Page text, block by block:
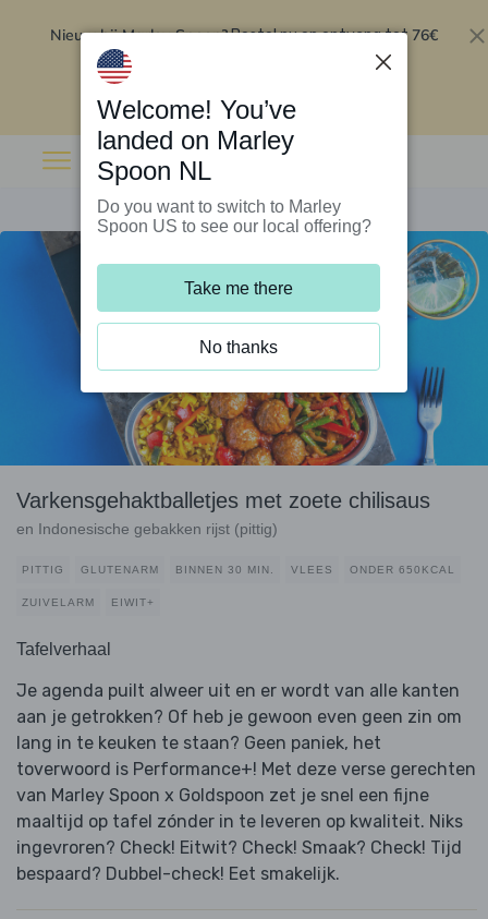
Nieuw bij Marley Spoon?Bestel nu en ontvang tot 76€
Varkensgehaktballetjes met zoete chilisaus
en Indonesische gebakken rijst (pittig)
PITTIG GLUTENARM BINNEN 30 MIN. VLEES ONDER 650KCAL
ZUIVELARM EIWIT+
Tafelverhaal
Je agenda puilt alweer uit en er wordt van alle kanten
aan je getrokken? Of heb je gewoon even geen zin om
lang in te keuken te staan? Geen paniek, het
toverwoord is Performance+! Met deze verse gerechten
van Marley Spoon x Goldspoon zet je snel een fijne
maaltijd op tafel zónder in te leveren op kwaliteit. Niks
ingevroren? Check! Eitwit? Check! Smaak? Check! Tijd
bespaard? Dubbel-check! Eet smakelijk.
Welcome! You’ve
landed on Marley
Spoon NL
Do you want to switch to Marley
Spoon US to see our local offering?
Take me there
No thanks